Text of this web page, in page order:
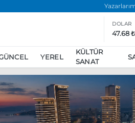
DOLAR
47.68 ₺
YEREL
KÜLTÜR
SANAT